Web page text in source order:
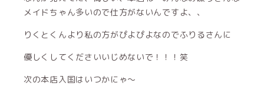
メイドちゃん多いので仕方がないんですよ、、
りくとくんより私の方がぴよぴよなのでふりるさんに
優しくしてくださいいじめないで！！！笑
次の本店入国はいつかにゃ〜